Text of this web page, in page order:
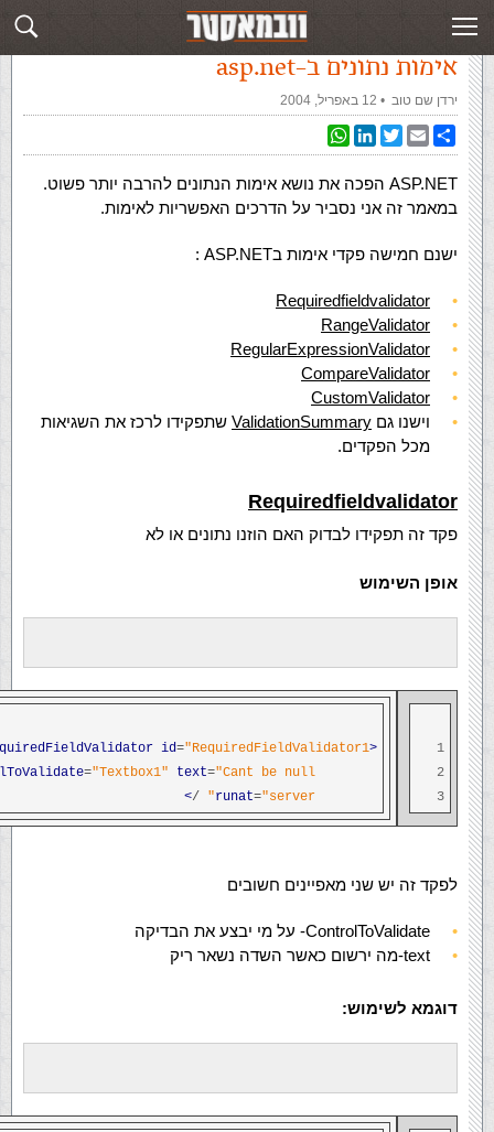
עמוד ראשי אימות נתונים ב-asp.net
אימות נתונים ב-asp.net
ירדן שם טוב ‏ • 12 באפריל, 2004
WhatsAppLinkedInTwitterEmailShare
ASP.NET הפכה את נושא אימות הנתונים להרבה יותר פשוט.
במאמר זה אני נסביר על הדרכים האפשריות לאימות.
ישנם חמישה פקדי אימות בASP.NET :
Requiredfieldvalidator
RangeValidator
RegularExpressionValidator
CompareValidator
CustomValidator
וישנו גם ValidationSummary שתפקידו לרכז את השגיאות
מכל הפקדים.
Requiredfieldvalidator
פקד זה תפקידו לבדוק האם הוזנו נתונים או לא
אופן השימוש
1
2
3
<asp
id="RequiredFieldValidator1"
="Textbox1" text="Cant be null"
runat="server"
/
>
לפקד זה יש שני מאפיינים חשובים
ControlToValidate- על מי יבצע את הבדיקה
text-מה ירשום כאשר השדה נשאר ריק
דוגמא לשימוש: